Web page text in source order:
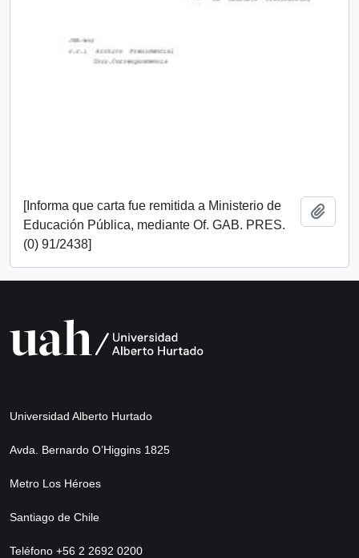
[Informa que carta fue remitida a Ministerio de
Educación Pública, mediante Of. GAB. PRES.
(0) 91/2438]
Universidad Alberto Hurtado
Avda. Bernardo O’Higgins 1825
Metro Los Héroes
Santiago de Chile
Teléfono +56 2 2692 0200